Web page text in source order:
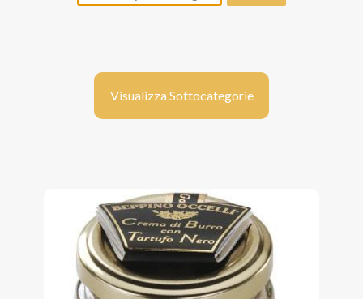
Visualizza Sottocategorie